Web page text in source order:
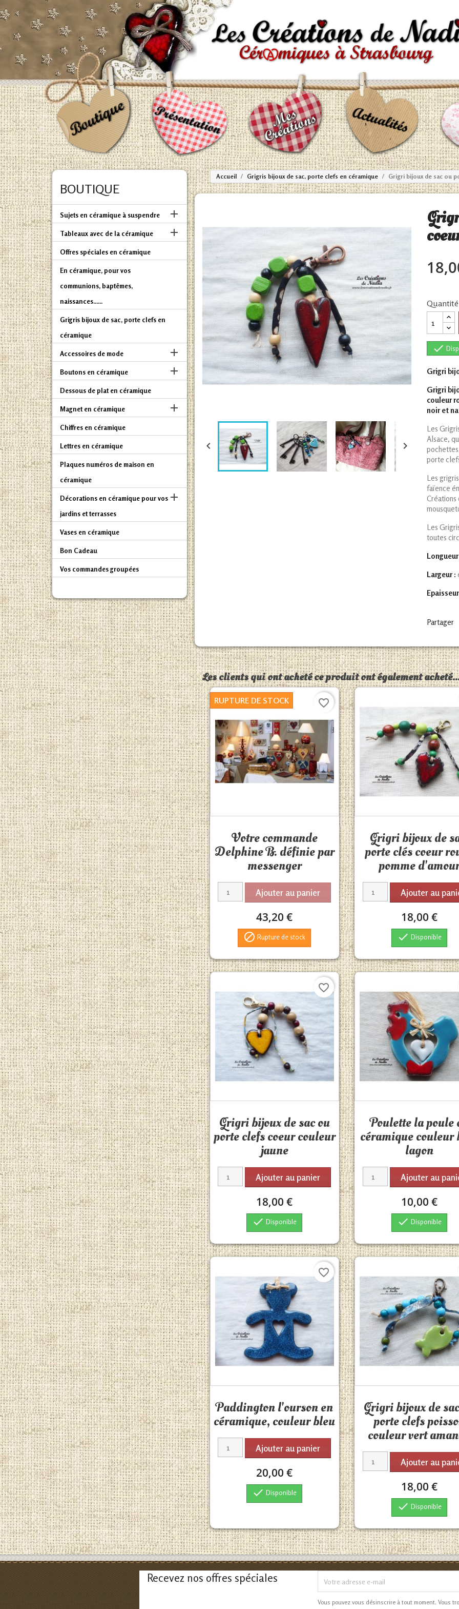
Accueil Grigris bijoux de sac, porte clefs en céramique Grigri bijoux de sac ou
BOUTIQUE
Sujets en céramique à suspendre 
Tableaux avec de la céramique 
Offres spéciales en céramique
En céramique, pour vos
communions, baptêmes,
naissances......
Grigris bijoux de sac, porte clefs en
céramique
Accessoires de mode 
Boutons en céramique 
Dessous de plat en céramique
Magnet en céramique 
Chiffres en céramique
Lettres en céramique
Plaques numéros de maison en
céramique
Décorations en céramique pour vos
jardins et terrasses

Vases en céramique
Bon Cadeau
Vos commandes groupées
 
Quantité

Grigri
Grigri
couleur
noir et
Les
Alsace,
porte
Les
faïence
Créations
Les
toutes
Largeur :
Partager
Les clients qui ont acheté ce produit ont également
Votre commande
Delphine B. définie par
messenger
Ajouter au panier
43,20 €
 Rupture de stock
RUPTURE DE STOCK favorite_border
Grigri bijoux de
porte clés coeur
pomme
Ajouter au
18,00 €
 Disponible
Grigri bijoux de sac ou
porte clefs coeur couleur
jaune
Ajouter au panier
18,00 €
 Disponible
favorite_border
Poulette la poule
céramique couleur
lagon
Ajouter au
10,00 €
 Disponible
Paddington l'ourson en
céramique, couleur bleu
Ajouter au panier
20,00 €
 Disponible
favorite_border
Grigri bijoux de
porte clefs
couleur vert
Ajouter au
18,00 €
 Disponible
Recevez nos offres spéciales
Vous pouvez vous désinscrire à tout moment. Vous